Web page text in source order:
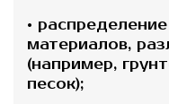
•
материалов,
(например,
песок);